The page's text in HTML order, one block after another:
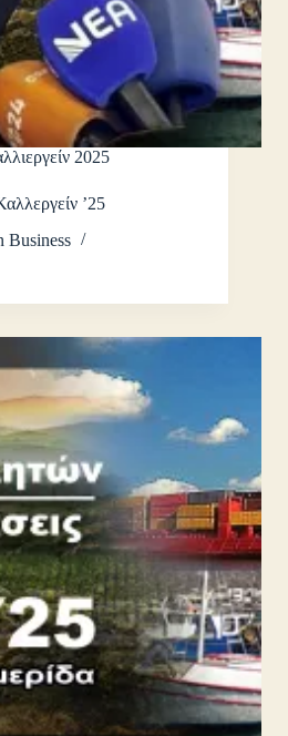
2025
’25
Business